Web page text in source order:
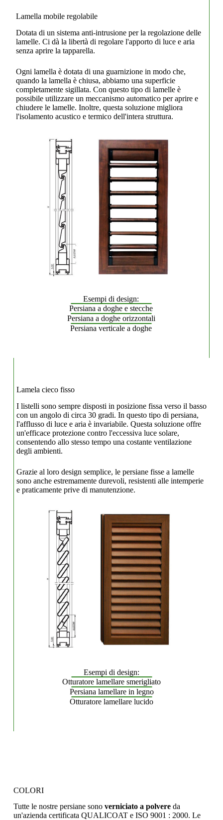
Lamella mobile regolabile
Dotata di un sistema anti-intrusione per la regolazione delle
lamelle. Ci dà la libertà di regolare l'apporto di luce e aria
senza aprire la tapparella.
Ogni lamella è dotata di una guarnizione in modo che,
quando la lamella è chiusa, abbiamo una superficie
completamente sigillata. Con questo tipo di lamelle è
possibile utilizzare un meccanismo automatico per aprire e
chiudere le lamelle. Inoltre, questa soluzione migliora
l'isolamento acustico e termico dell'intera struttura.
Esempi di design:
Persiana a doghe e stecche
Persiana a doghe orizzontali
Persiana verticale a doghe
Lamela cieco fisso
I listelli sono sempre disposti in posizione fissa verso il basso
con un angolo di circa 30 gradi. In questo tipo di persiana,
l'afflusso di luce e aria è invariabile. Questa soluzione offre
un'efficace protezione contro l'eccessiva luce solare,
consentendo allo stesso tempo una costante ventilazione
degli ambienti.
Grazie al loro design semplice, le persiane fisse a lamelle
sono anche estremamente durevoli, resistenti alle intemperie
e praticamente prive di manutenzione.
Esempi di design:
Otturatore lamellare smerigliato
Persiana lamellare in legno
Otturatore lamellare lucido
COLORI
Tutte le nostre persiane sono verniciato a polvereda
un'azienda certificata QUALICOAT e ISO 9001 : 2000. Le